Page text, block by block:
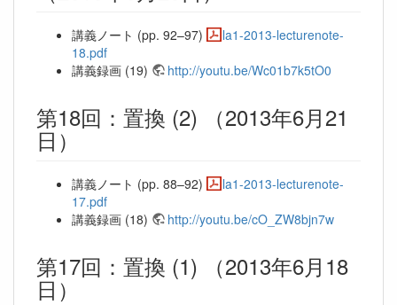
講義ノート (pp. 92–97)
la1-2013-lecturenote-
18.pdf
講義録画 (19)
http://youtu.be/Wc01b7k5tO0
第18回：置換 (2) （2013年6月21
日）
講義ノート (pp. 88–92)
la1-2013-lecturenote-
17.pdf
講義録画 (18)
http://youtu.be/cO_ZW8bjn7w
第17回：置換 (1) （2013年6月18
日）